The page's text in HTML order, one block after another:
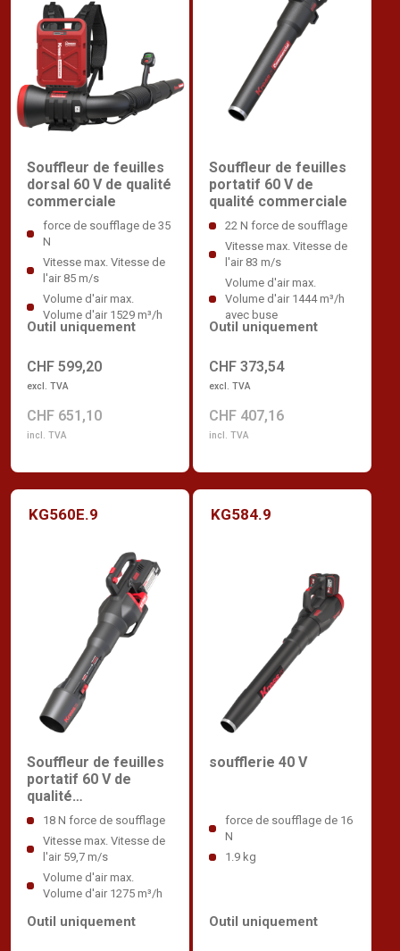
Souffleur de feuilles
dorsal 60 V de qualité
commerciale
force de soufflage de 35
N
Vitesse max. Vitesse de
l'air 85 m/s
Volume d'air max.
Volume d'air 1529 m³/h
CHF 599,20
excl. TVA
CHF 651,10
incl. TVA
Outil uniquement
Souffleur de feuilles
portatif 60 V de
qualité commerciale
22 N force de soufflage
Vitesse max. Vitesse de
l'air 83 m/s
Volume d'air max.
Volume d'air 1444 m³/h
avec buse
CHF 373,54
excl. TVA
CHF 407,16
incl. TVA
Outil uniquement
KG560E.9
Souffleur de feuilles
portatif 60 V de
qualité
professionnelle
18 N force de soufflage
Vitesse max. Vitesse de
l'air 59,7 m/s
Volume d'air max.
Volume d'air 1275 m³/h
Outil uniquement
KG584.9
soufflerie 40 V
force de soufflage de 16
N
1.9 kg
Outil uniquement